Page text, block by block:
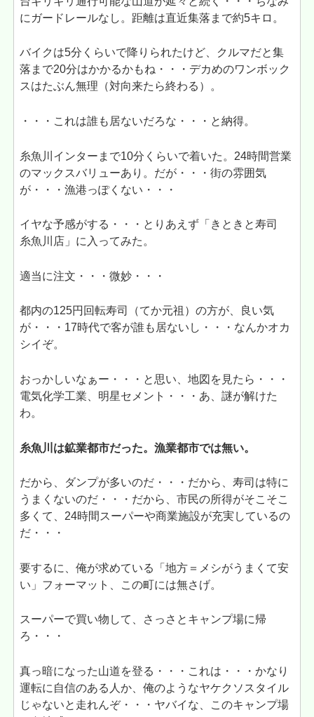
にガードレールなし。距離は直近集落まで約5キロ。
バイクは5分くらいで降りられたけど、クルマだと集
落まで20分はかかるかもね・・・デカめのワンボック
スはたぶん無理（対向来たら終わる）。
・・・これは誰も居ないだろな・・・と納得。
糸魚川インターまで10分くらいで着いた。24時間営業
のマックスバリューあり。だが・・・街の雰囲気
が・・・漁港っぽくない・・・
イヤな予感がする・・・とりあえず「きときと寿司
糸魚川店」に入ってみた。
適当に注文・・・微妙・・・
都内の125円回転寿司（てか元祖）の方が、良い気
が・・・17時代で客が誰も居ないし・・・なんかオカ
シイぞ。
おっかしいなぁー・・・と思い、地図を見たら・・・
電気化学工業、明星セメント・・・あ、謎が解けた
わ。
糸魚川は鉱業都市だった。漁業都市では無い。
だから、ダンプが多いのだ・・・だから、寿司は特に
うまくないのだ・・・だから、市民の所得がそこそこ
多くて、24時間スーパーや商業施設が充実しているの
だ・・・
要するに、俺が求めている「地方＝メシがうまくて安
い」フォーマット、この町には無さげ。
スーパーで買い物して、さっさとキャンプ場に帰
ろ・・・
真っ暗になった山道を登る・・・これは・・・かなり
運転に自信のある人か、俺のようなヤケクソスタイル
じゃないと走れんぞ・・・ヤバイな、このキャンプ場